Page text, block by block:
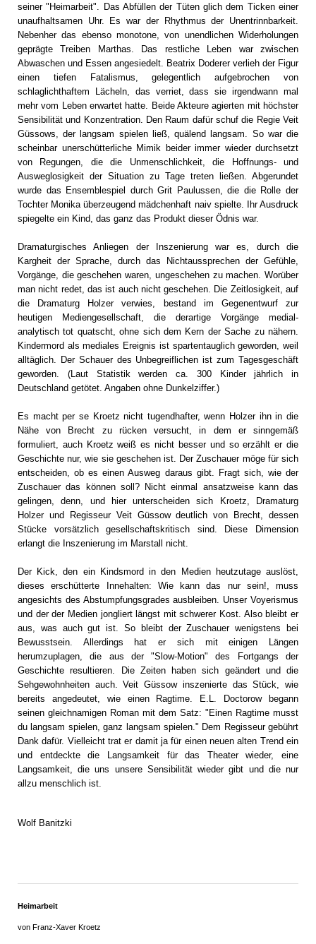
seiner "Heimarbeit". Das Abfüllen der Tüten glich dem Ticken einer
unaufhaltsamen Uhr. Es war der Rhythmus der Unentrinnbarkeit.
Nebenher das ebenso monotone, von unendlichen Widerholungen
geprägte Treiben Marthas. Das restliche Leben war zwischen
Abwaschen und Essen angesiedelt. Beatrix Doderer verlieh der Figur
einen tiefen Fatalismus, gelegentlich aufgebrochen von
schlaglichthaftem Lächeln, das verriet, dass sie irgendwann mal
mehr vom Leben erwartet hatte. Beide Akteure agierten mit höchster
Sensibilität und Konzentration. Den Raum dafür schuf die Regie Veit
Güssows, der langsam spielen ließ, quälend langsam. So war die
scheinbar unerschütterliche Mimik beider immer wieder durchsetzt
von Regungen, die die Unmenschlichkeit, die Hoffnungs- und
Ausweglosigkeit der Situation zu Tage treten ließen. Abgerundet
wurde das Ensemblespiel durch Grit Paulussen, die die Rolle der
Tochter Monika überzeugend mädchenhaft naiv spielte. Ihr Ausdruck
spiegelte ein Kind, das ganz das Produkt dieser Ödnis war.
Dramaturgisches Anliegen der Inszenierung war es, durch die
Kargheit der Sprache, durch das Nichtaussprechen der Gefühle,
Vorgänge, die geschehen waren, ungeschehen zu machen. Worüber
man nicht redet, das ist auch nicht geschehen. Die Zeitlosigkeit, auf
die Dramaturg Holzer verwies, bestand im Gegenentwurf zur
heutigen Mediengesellschaft, die derartige Vorgänge medial-
analytisch tot quatscht, ohne sich dem Kern der Sache zu nähern.
Kindermord als mediales Ereignis ist spartentauglich geworden, weil
alltäglich. Der Schauer des Unbegreiflichen ist zum Tagesgeschäft
geworden. (Laut Statistik werden ca. 300 Kinder jährlich in
Deutschland getötet. Angaben ohne Dunkelziffer.)
Es macht per se Kroetz nicht tugendhafter, wenn Holzer ihn in die
Nähe von Brecht zu rücken versucht, in dem er sinngemäß
formuliert, auch Kroetz weiß es nicht besser und so erzählt er die
Geschichte nur, wie sie geschehen ist. Der Zuschauer möge für sich
entscheiden, ob es einen Ausweg daraus gibt. Fragt sich, wie der
Zuschauer das können soll? Nicht einmal ansatzweise kann das
gelingen, denn, und hier unterscheiden sich Kroetz, Dramaturg
Holzer und Regisseur Veit Güssow deutlich von Brecht, dessen
Stücke vorsätzlich gesellschaftskritisch sind. Diese Dimension
erlangt die Inszenierung im Marstall nicht.
Der Kick, den ein Kindsmord in den Medien heutzutage auslöst,
dieses erschütterte Innehalten: Wie kann das nur sein!, muss
angesichts des Abstumpfungsgrades ausbleiben. Unser Voyerismus
und der der Medien jongliert längst mit schwerer Kost. Also bleibt er
aus, was auch gut ist. So bleibt der Zuschauer wenigstens bei
Bewusstsein. Allerdings hat er sich mit einigen Längen
herumzuplagen, die aus der "Slow-Motion" des Fortgangs der
Geschichte resultieren. Die Zeiten haben sich geändert und die
Sehgewohnheiten auch. Veit Güssow inszenierte das Stück, wie
bereits angedeutet, wie einen Ragtime. E.L. Doctorow begann
seinen gleichnamigen Roman mit dem Satz: "Einen Ragtime musst
du langsam spielen, ganz langsam spielen." Dem Regisseur gebührt
Dank dafür. Vielleicht trat er damit ja für einen neuen alten Trend ein
und entdeckte die Langsamkeit für das Theater wieder, eine
Langsamkeit, die uns unsere Sensibilität wieder gibt und die nur
allzu menschlich ist.
Wolf Banitzki
Heimarbeit
von Franz-Xaver Kroetz